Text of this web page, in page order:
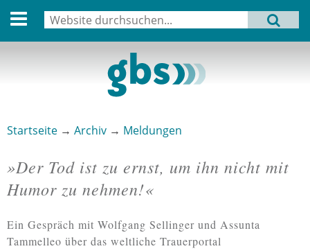
English version
Termine
Verbindungen
MENU
Startseite → Archiv → Meldungen
»Der Tod ist zu ernst, um ihn nicht mit
Humor zu nehmen!«
Ein Gespräch mit Wolfgang Sellinger und Assunta
Tammelleo über das weltliche Trauerportal
Suchformular
Suche